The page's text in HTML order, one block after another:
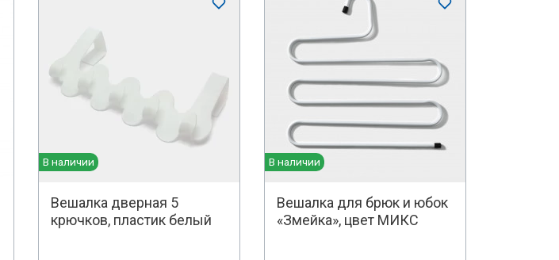
В наличии
Вешалка дверная 5
крючков, пластик белый
В наличии
Вешалка для брюк и юбок
«Змейка», цвет МИКС